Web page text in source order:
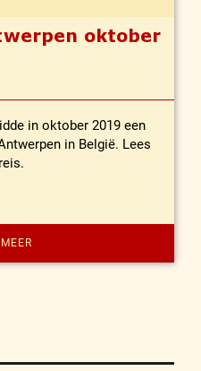
oktober
in oktober 2019 een
in België. Lees